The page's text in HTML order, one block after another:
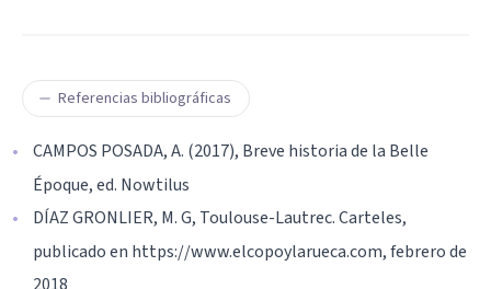
Referencias bibliográficas
CAMPOS POSADA, A. (2017), Breve historia de la Belle
Époque, ed. Nowtilus
DÍAZ GRONLIER, M. G, Toulouse-Lautrec. Carteles,
publicado en https://www.elcopoylarueca.com, febrero de